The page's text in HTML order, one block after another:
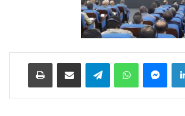
لينكدإن ماسنجر واتساب تيلقرام مشاركة عبر البريد طباعة